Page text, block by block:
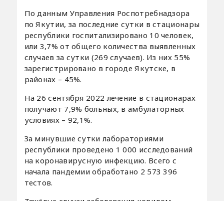
По данным Управления Роспотребнадзора
по Якутии, за последние сутки в стационары
республики госпитализировано 10 человек,
или 3,7% от общего количества выявленных
случаев за сутки (269 случаев). Из них 55%
зарегистрировано в городе Якутске, в
районах – 45%.
На 26 сентября 2022 лечение в стационарах
получают 7,9% больных, в амбулаторных
условиях – 92,1%.
За минувшие сутки лабораториями
республики проведено 1 000 исследований
на коронавирусную инфекцию. Всего с
начала пандемии обработано 2 573 396
тестов.